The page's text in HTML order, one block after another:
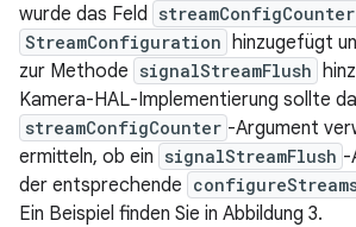
wurde das Feld
streamConfigCounter
StreamConfiguration
hinzugefügt
zur Methode signalStreamFlush
Kamera-HAL-Implementierung sollte
streamConfigCounter -Argument
ermitteln, ob ein signalStreamFlush -
der entsprechende
Ein Beispiel finden Sie in Abbildung 3.